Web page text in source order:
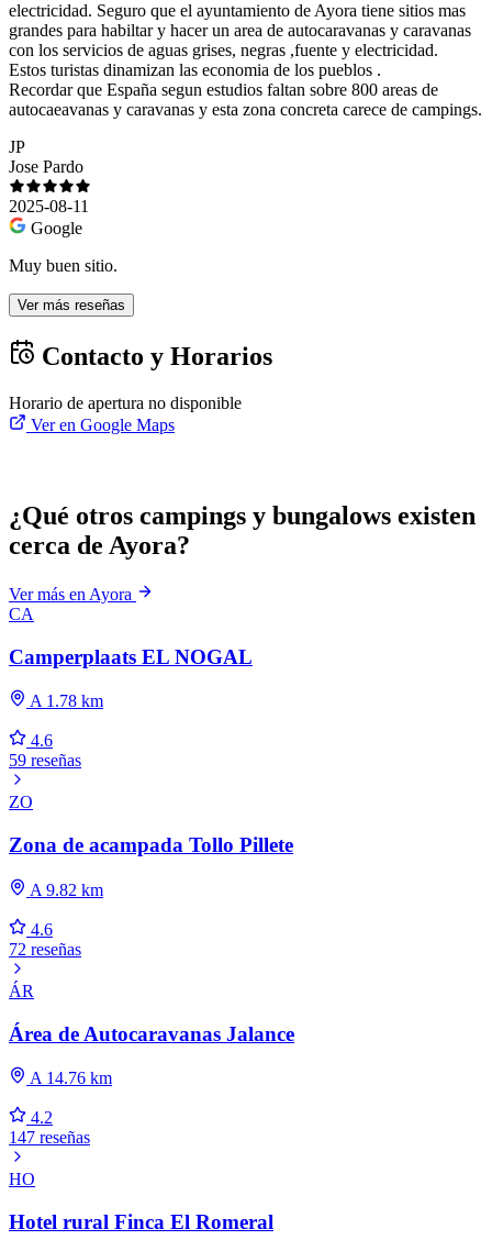
electricidad. Seguro que el ayuntamiento de Ayora tiene sitios mas
grandes para habiltar y hacer un area de autocaravanas y caravanas
con los servicios de aguas grises, negras ,fuente y electricidad.
Estos turistas dinamizan las economia de los pueblos .
Recordar que España segun estudios faltan sobre 800 areas de
autocaeavanas y caravanas y esta zona concreta carece de campings.
JP
Jose Pardo
2025-08-11
Google
Muy buen sitio.
Ver más reseñas
Contacto y Horarios
Horario de apertura no disponible
Ver en Google Maps
¿Qué otros campings y bungalows existen
cerca de Ayora?
Ver más en Ayora
CA
Camperplaats EL NOGAL
A 1.78 km
4.6
59 reseñas
ZO
Zona de acampada Tollo Pillete
A 9.82 km
4.6
72 reseñas
ÁR
Área de Autocaravanas Jalance
A 14.76 km
4.2
147 reseñas
HO
Hotel rural Finca El Romeral